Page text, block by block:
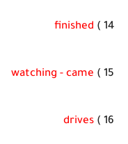
14 )
finished
15 )
watching - came
16 )
drives